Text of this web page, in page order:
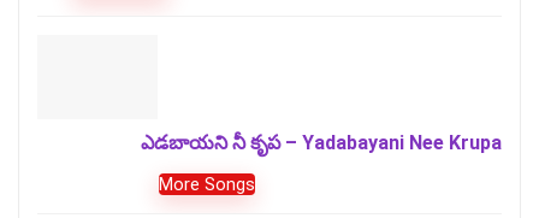
ఎడబాయని నీ కృప – Yadabayani Nee Krupa
More Songs